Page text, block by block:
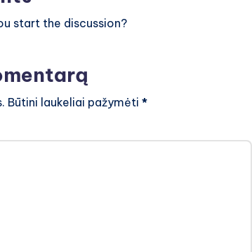
start the discussion?
Būtini laukeliai pažymėti *